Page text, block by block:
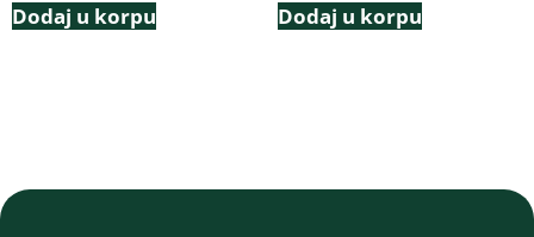
Dodaj u korpu Dodaj u korpu